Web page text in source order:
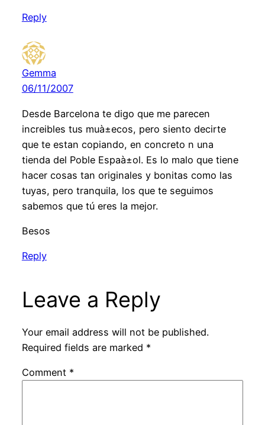
Reply
Gemma
06/11/2007
Desde Barcelona te digo que me parecen
increibles tus muà±ecos, pero siento decirte
que te estan copiando, en concreto n una
tienda del Poble Espaà±ol. Es lo malo que tiene
hacer cosas tan originales y bonitas como las
tuyas, pero tranquila, los que te seguimos
sabemos que tú eres la mejor.
Besos
Reply
Leave a Reply
Your email address will not be published.
Required fields are marked *
Comment *